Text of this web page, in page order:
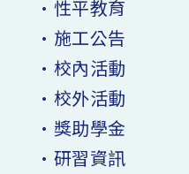
•性平教育
•施工公告
•校內活動
•校外活動
•獎助學金
•研習資訊